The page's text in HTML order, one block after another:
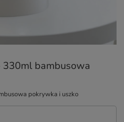
330ml bambusowa
pokrywka i uszko